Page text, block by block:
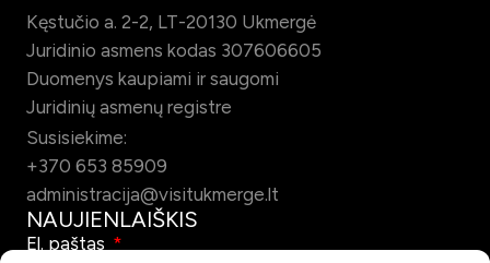
Kęstučio a. 2-2, LT-20130 Ukmergė
Juridinio asmens kodas 307606605
Duomenys kaupiami ir saugomi
Juridinių asmenų registre
Susisiekime:
+370 653 85909
administracija@visitukmerge.lt
NAUJIENLAIŠKIS
El. paštas